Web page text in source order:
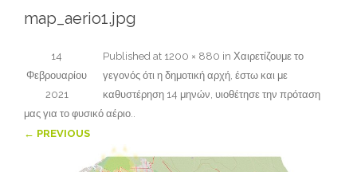
map_aerio1.jpg
Published
14
Φεβρουαρίου
2021
at 1200 × 880 in Χαιρετίζουμε το
γεγονός ότι η δημοτική αρχή, έστω και με
καθυστέρηση 14 μηνών, υιοθέτησε την πρόταση
μας για το φυσικό αέριο..
← PREVIOUS